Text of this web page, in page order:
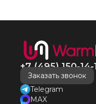
+7 (495) 150-14-
Заказать звонок
Telegram
MAX